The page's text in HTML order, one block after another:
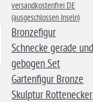
versandkostenfrei DE
(ausgeschlossen Inseln)
Bronzefigur
Schnecke gerade und
gebogen Set
Gartenfigur Bronze
Skulptur Rottenecker